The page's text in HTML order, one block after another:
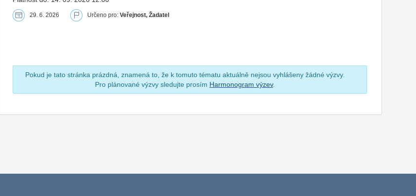
29. 6. 2026 Určeno pro:Veřejnost, Žadatel
Pokud je tato stránka prázdná, znamená to, že k tomuto tématu aktuálně nejsou vyhlášeny žádné výzvy.
Pro plánované výzvy sledujte prosím Harmonogram výzev.